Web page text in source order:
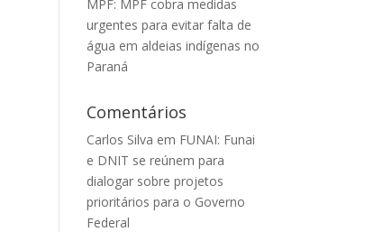
MPF: MPF cobra medidas
urgentes para evitar falta de
água em aldeias indígenas no
Paraná
Comentários
Carlos Silva em FUNAI: Funai
e DNIT se reúnem para
dialogar sobre projetos
prioritários para o Governo
Federal